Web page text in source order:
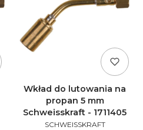
Wkład do lutowania na
propan 5 mm
Schweisskraft - 1711405
PRODUCENT
SCHWEISSKRAFT